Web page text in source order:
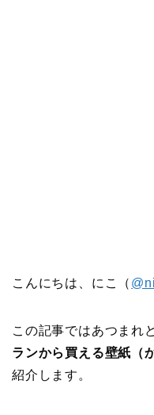
こんにちは、にこ（
この記事ではあつまれ
ランから買える壁紙（
紹介します。